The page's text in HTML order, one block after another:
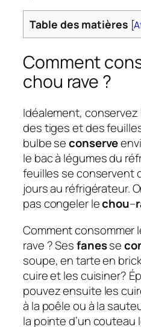
Table des matières [
Comment
chou rave ?
Idéalement,
des tiges et des
bulbe seconserve
le bac à légumes du
feuilles se conservent
jours au réfrigérateur.
pas congeler lechou–
Comment consommer
rave ? Sesfanesse
soupe, en tarte en
cuire et les cuisiner?
pouvez ensuite les
à la poêle ou à la
la pointe d’un